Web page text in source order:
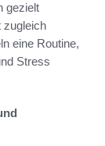
gezielt
zugleich
eine Routine,
Stress